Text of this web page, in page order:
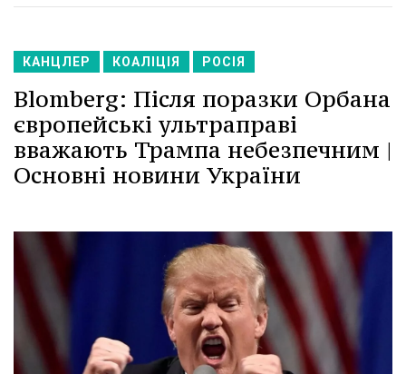
КАНЦЛЕР КОАЛІЦІЯ РОСІЯ
Blomberg: Після поразки Орбана
європейські ультраправі
вважають Трампа небезпечним |
Основні новини України